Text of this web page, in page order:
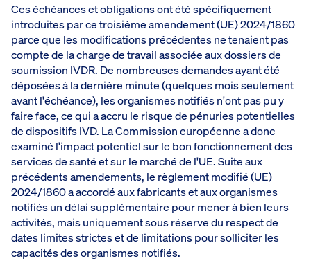
Ces échéances et obligations ont été spécifiquement
introduites par ce troisième amendement (UE) 2024/1860
parce que les modifications précédentes ne tenaient pas
compte de la charge de travail associée aux dossiers de
soumission IVDR. De nombreuses demandes ayant été
déposées à la dernière minute (quelques mois seulement
avant l'échéance), les organismes notifiés n'ont pas pu y
faire face, ce qui a accru le risque de pénuries potentielles
de dispositifs IVD. La Commission européenne a donc
examiné l'impact potentiel sur le bon fonctionnement des
services de santé et sur le marché de l'UE. Suite aux
précédents amendements, le règlement modifié (UE)
2024/1860 a accordé aux fabricants et aux organismes
notifiés un délai supplémentaire pour mener à bien leurs
activités, mais uniquement sous réserve du respect de
dates limites strictes et de limitations pour solliciter les
capacités des organismes notifiés.